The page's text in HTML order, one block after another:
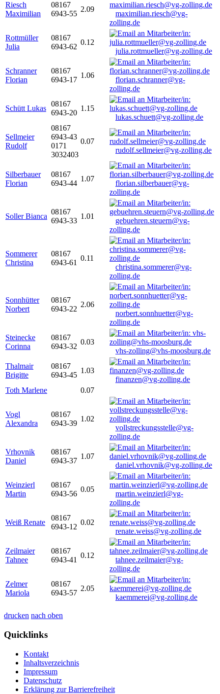
Riesch
Maximilian
08167
6943-55
2.09
maximilian.riesch@vg-
zolling.de
Rottmüller
Julia
08167
6943-62
0.12
julia.rottmueller@vg-zolling.de
Schranner
Florian
08167
6943-17
1.06
florian.schranner@vg-
zolling.de
Schütt Lukas
08167
6943-20
1.15
lukas.schuett@vg-zolling.de
Sellmeier
Rudolf
08167
6943-43
0171
3032403
0.07
rudolf.sellmeier@vg-zolling.de
Silberbauer
Florian
08167
6943-44
1.07
florian.silberbauer@vg-
zolling.de
Soller Bianca
08167
6943-33
1.01
gebuehren.steuern@vg-
zolling.de
Sommerer
Christina
08167
6943-61
0.11
christina.sommerer@vg-
zolling.de
Sonnhütter
Norbert
08167
6943-22
2.06
norbert.sonnhuetter@vg-
zolling.de
Steinecke
Corinna
08167
6943-32
0.03
vhs-zolling@vhs-moosburg.de
Thalmair
Brigitte
08167
6943-45
1.03
finanzen@vg-zolling.de
Toth Marlene
0.07
Vogl
Alexandra
08167
6943-39
1.02
vollstreckungsstelle@vg-
zolling.de
Vrhovnik
Daniel
08167
6943-37
1.07
daniel.vrhovnik@vg-zolling.de
Weinzierl
Martin
08167
6943-56
0.05
martin.weinzierl@vg-
zolling.de
Weiß Renate
08167
6943-12
0.02
renate.weiss@vg-zolling.de
Zeilmaier
Tahnee
08167
6943-41
0.12
tahnee.zeilmaier@vg-
zolling.de
Zelmer
Mariola
08167
6943-57
2.05
kaemmerei@vg-zolling.de
drucken nach oben
Quicklinks
Kontakt
Inhaltsverzeichnis
Impressum
Datenschutz
Erklärung zur Barrierefreiheit